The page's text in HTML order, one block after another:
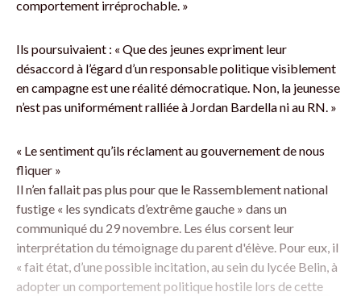
comportement irréprochable. »
Ils poursuivaient : « Que des jeunes expriment leur
désaccord à l’égard d’un responsable politique visiblement
en campagne est une réalité démocratique. Non, la jeunesse
n’est pas uniformément ralliée à Jordan Bardella ni au RN. »
« Le sentiment qu’ils réclament au gouvernement de nous
fliquer »
Il n’en fallait pas plus pour que le Rassemblement national
fustige « les syndicats d’extrême gauche » dans un
communiqué du 29 novembre. Les élus corsent leur
interprétation du témoignage du parent d'élève. Pour eux, il
« fait état, d’une possible incitation, au sein du lycée Belin, à
adopter un comportement politique hostile lors de cette